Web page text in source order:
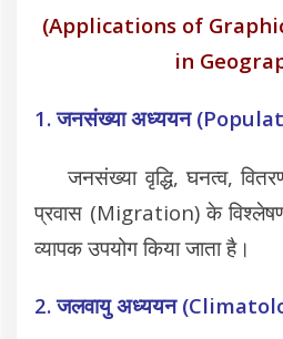
(Applications of
in
1. जनसंख्या अध्ययन
जनसंख्या वृद्धि, घनत्व,
प्रवास (Migration) के
व्यापक उपयोग किया जाता है।
2. जलवायु अध्ययन